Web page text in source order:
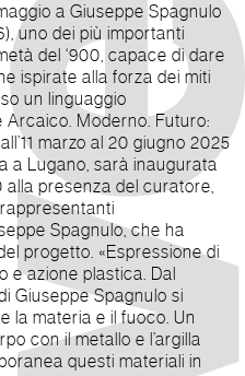
a Giuseppe Spagnulo
uno dei più importanti
del ‘900, capace di dare
ispirate alla forza dei miti
un linguaggio
Arcaico. Moderno. Futuro:
marzo al 20 giugno 2025
a Lugano, sarà inaugurata
alla presenza del curatore,
Spagnulo, che ha
progetto. «Espressione di
e azione plastica. Dal
Giuseppe Spagnulo si
la materia e il fuoco. Un
con il metallo e l’argilla
questi materiali in